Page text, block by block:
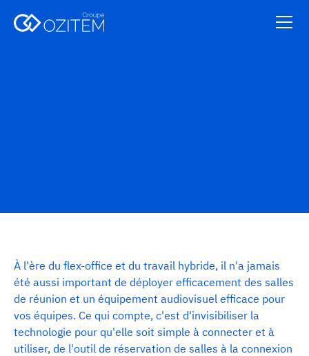
À l'ère du flex-office et du travail hybride, il n'a jamais
été aussi important de déployer efficacement des salles
de réunion et un équipement audiovisuel efficace pour
vos équipes. Ce qui compte, c'est d'invisibiliser la
technologie pour qu'elle soit simple à connecter et à
utiliser, de l'outil de réservation de salles à la connexion